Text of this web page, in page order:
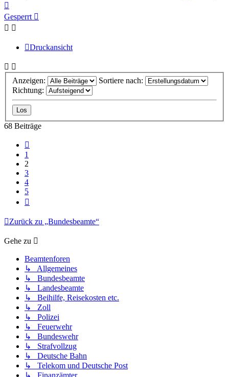
oben
Gesperrt
Druckansicht
Anzeigen:
Sortiere nach:
Richtung:
68 Beiträge
1
2
3
4
5
Zurück zu „Bundesbeamte“
Gehe zu
Beamtenforen
↳ Allgemeines
↳ Bundesbeamte
↳ Landesbeamte
↳ Beihilfe, Reisekosten etc.
↳ Zoll
↳ Polizei
↳ Feuerwehr
↳ Bundeswehr
↳ Strafvollzug
↳ Deutsche Bahn
↳ Telekom und Deutsche Post
↳ Finanzämter